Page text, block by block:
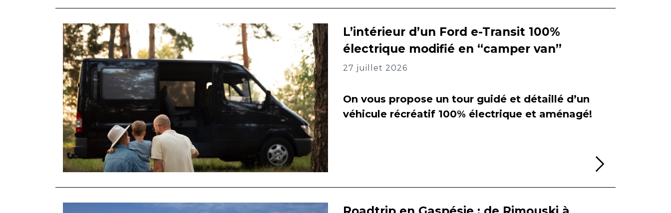
L’intérieur d’un Ford e-Transit 100%
électrique modifié en “camper van”
27 juillet 2026
On vous propose un tour guidé et détaillé d’un
véhicule récréatif 100% électrique et aménagé!